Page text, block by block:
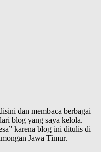
dan membaca berbagai
blog yang saya kelola.
karena blog ini ditulis di
Jawa Timur.